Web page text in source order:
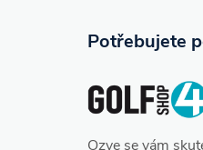
Potřebujete
Ozve se vám